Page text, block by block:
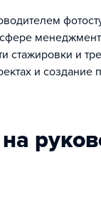
стажировки и
и